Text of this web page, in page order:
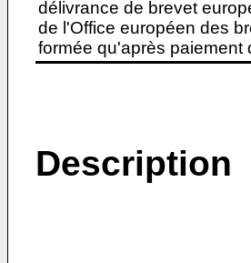
délivrance de brevet
de l'Office européen des
formée qu'après paiement
Description